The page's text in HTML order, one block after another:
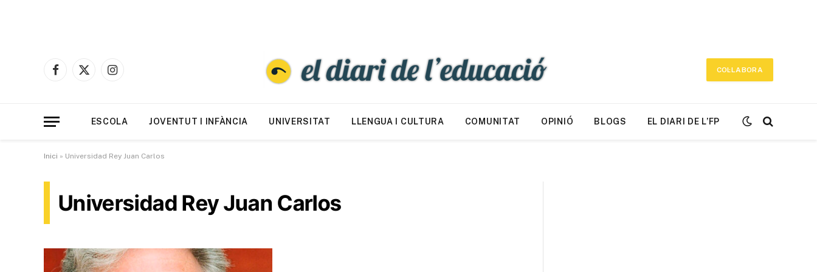
Facebook
X
Instagram
COL·LABORA
ESCOLA JOVENTUT I INFÀNCIA UNIVERSITAT LLENGUA I CULTURA COMUNITAT OPINIÓ BLOGS EL DIARI DE L’FP
Inici » Universidad Rey Juan Carlos
Universidad Rey Juan Carlos